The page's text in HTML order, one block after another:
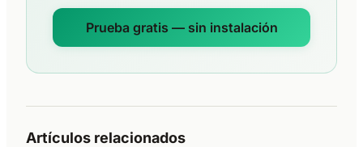
Prueba gratis — sin instalación
Artículos relacionados